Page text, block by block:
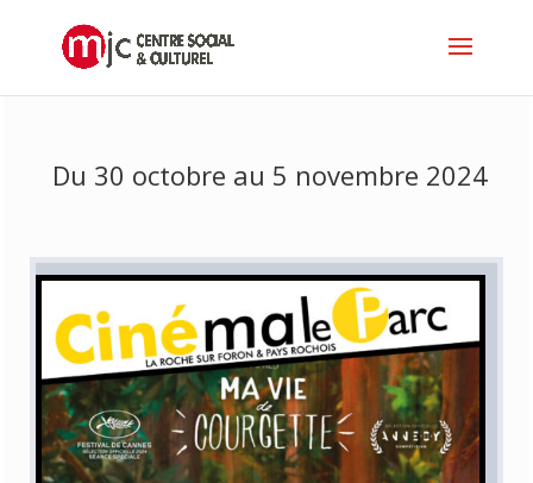
Du 30 octobre au 5 novembre 2024